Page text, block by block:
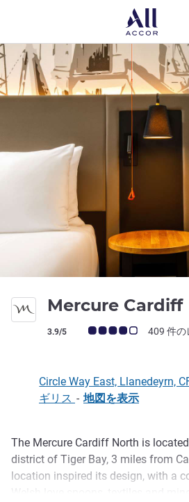
Mercure Cardiff
お客さまの声 (確認済みレビュー アコ
3.9/5 409 件の
Circle Way East, Llanedeyrn,
ギリス - 地図を表示
説明
The Mercure Cardiff North is
district of Tiger Bay, 3 miles from
location inspired its design, with a